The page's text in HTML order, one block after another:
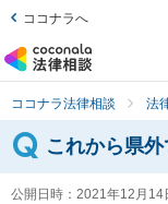
ココナラへ
ココナラ法律相談 法
これから県
公開日時： 2021年12月14